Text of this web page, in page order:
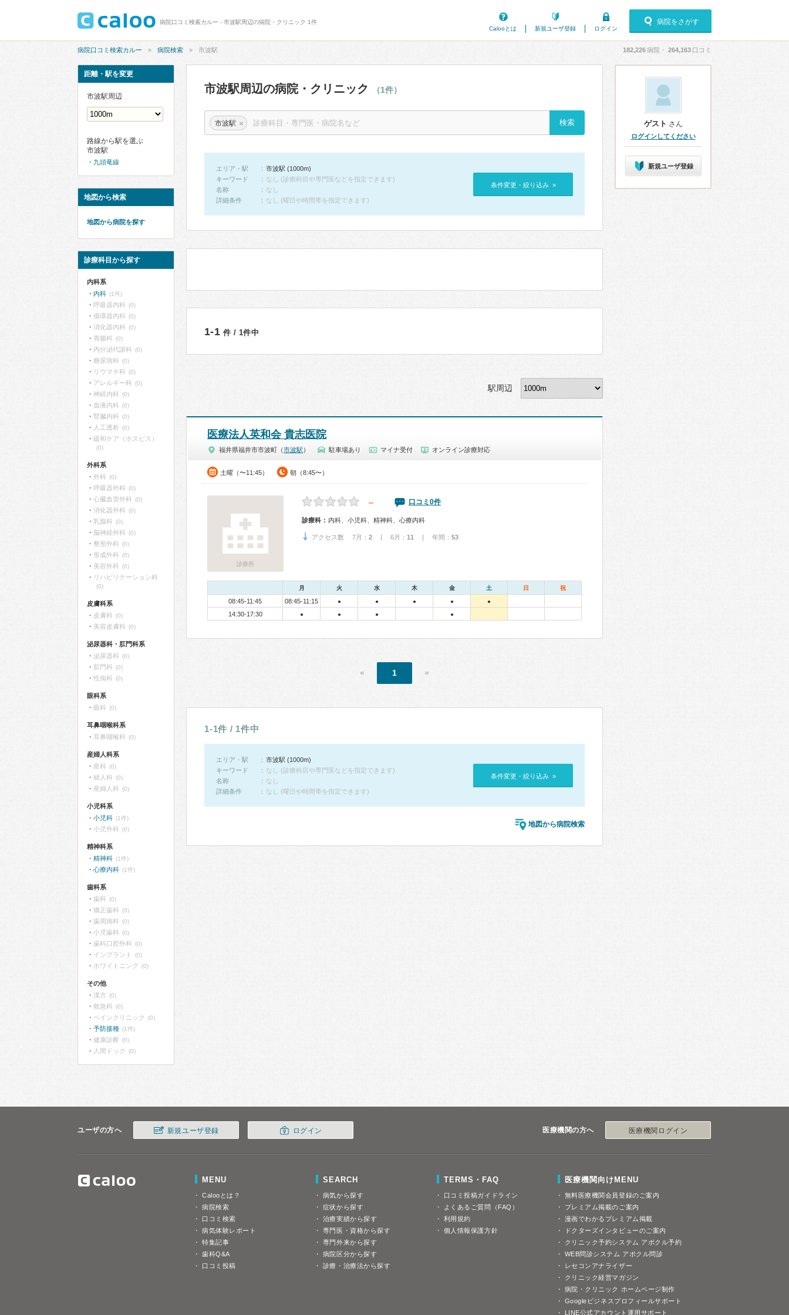
病院口コミ検索カルー - 市波駅周辺の病院・クリニック 1件
Calooとは
新規ユーザ登録 ログイン
病院をさがす
病院口コミ検索カルー 病院検索 市波駅 182,226病院・ 264,163 口コミ
市波駅周辺の病院・クリニック （1件）
市波駅 ×
エリア・駅
市波駅 (1000m)
キーワード
なし (診療科目や専門医などを指定できます)
名称
なし
詳細条件
なし (曜日や時間帯を指定できます)
条件変更・絞り込み »
1-1 件 / 1件中
駅周辺
医療法人英和会 貴志医院
福井県福井市市波町（市波駅 ） 駐車場あり マイナ受付 オンライン診療対応
土曜（〜11:45） 朝（8:45〜）
診療所
－ 口コミ0件
診療科： 内科、小児科、精神科、心療内科
アクセス数 7月： 2 | 6月： 11 | 年間： 53
月 火 水 木 金 土 日 祝
08:45-11:45 08:45-11:15 ● ● ● ● ●
14:30-17:30 ● ● ● ●
« 1 »
1-1件 / 1件中
エリア・駅
市波駅 (1000m)
キーワード
なし (診療科目や専門医などを指定できます)
名称
なし
詳細条件
なし (曜日や時間帯を指定できます)
条件変更・絞り込み »
地図から病院検索
距離・駅を変更
市波駅周辺
路線から駅を選ぶ
市波駅
九頭竜線
地図から検索
地図から病院を探す
診療科目から探す
内科系
内科 (1件)
呼吸器内科 (0)
循環器内科 (0)
消化器内科 (0)
胃腸科 (0)
内分泌代謝科 (0)
糖尿病科 (0)
リウマチ科 (0)
アレルギー科 (0)
神経内科 (0)
血液内科 (0)
腎臓内科 (0)
人工透析 (0)
緩和ケア（ホスピス）
(0)
外科系
外科 (0)
呼吸器外科 (0)
心臓血管外科 (0)
消化器外科 (0)
乳腺科 (0)
脳神経外科 (0)
整形外科 (0)
形成外科 (0)
美容外科 (0)
リハビリテーション科
(0)
皮膚科系
皮膚科 (0)
美容皮膚科 (0)
泌尿器科・肛門科系
泌尿器科 (0)
肛門科 (0)
性病科 (0)
眼科系
眼科 (0)
耳鼻咽喉科系
耳鼻咽喉科 (0)
産婦人科系
産科 (0)
婦人科 (0)
産婦人科 (0)
小児科系
小児科 (1件)
小児外科 (0)
精神科系
精神科 (1件)
心療内科 (1件)
歯科系
歯科 (0)
矯正歯科 (0)
歯周病科 (0)
小児歯科 (0)
歯科口腔外科 (0)
インプラント (0)
ホワイトニング (0)
その他
漢方 (0)
救急科 (0)
ペインクリニック (0)
予防接種 (1件)
健康診断 (0)
人間ドック (0)
ゲスト さん
ログインしてください
新規ユーザ登録
ユーザの方へ 新規ユーザ登録 ログイン 医療機関の方へ 医療機関ログイン
MENU
Calooとは？
病院検索
口コミ検索
病気体験レポート
特集記事
歯科Q&A
口コミ投稿
SEARCH
病気から探す
症状から探す
治療実績から探す
専門医・資格から探す
専門外来から探す
病院区分から探す
診療・治療法から探す
TERMS・FAQ
口コミ投稿ガイドライン
よくあるご質問（FAQ）
利用規約
個人情報保護方針
医療機関向けMENU
無料医療機関会員登録のご案内
プレミアム掲載のご案内
漫画でわかるプレミアム掲載
ドクターズインタビューのご案内
クリニック予約システム アポクル予約
WEB問診システム アポクル問診
レセコンアナライザー
クリニック経営マガジン
病院・クリニック ホームページ制作
Googleビジネスプロフィールサポート
LINE公式アカウント運用サポート